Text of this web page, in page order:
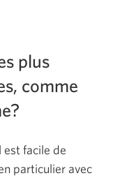
plus
comme
est facile de
particulier avec